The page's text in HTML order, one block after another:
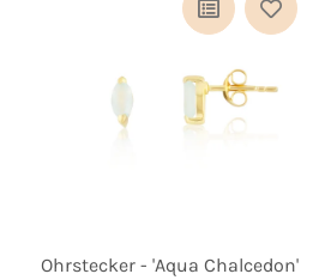
Ohrstecker - 'Aqua Chalcedon'